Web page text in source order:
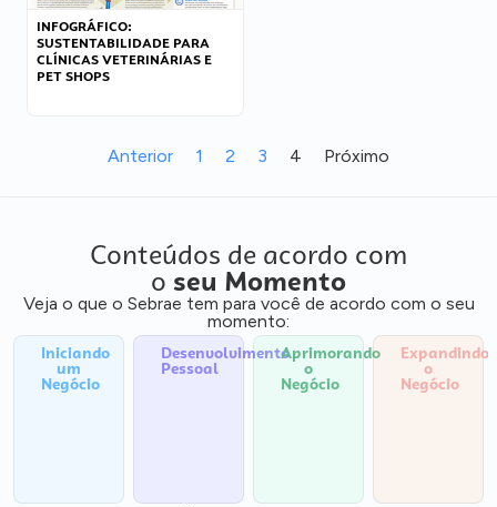
INFOGRÁFICO:
SUSTENTABILIDADE PARA
CLÍNICAS VETERINÁRIAS E
PET SHOPS
Anterior 1 2 3 4 Próximo
Conteúdos de acordo com
o seu Momento
Veja o que o Sebrae tem para você de acordo com o seu
momento:
Iniciando
um
Negócio
Desenvolvimento
Pessoal
Aprimorando
o
Negócio
Expandindo
o
Negócio